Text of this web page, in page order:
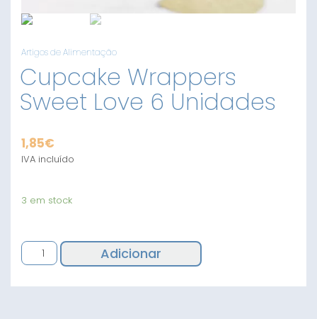
Artigos de Alimentação
Cupcake Wrappers
Sweet Love 6 Unidades
1,85€
IVA incluído
3 em stock
Quantidade
de
Wrappers
Adicionar